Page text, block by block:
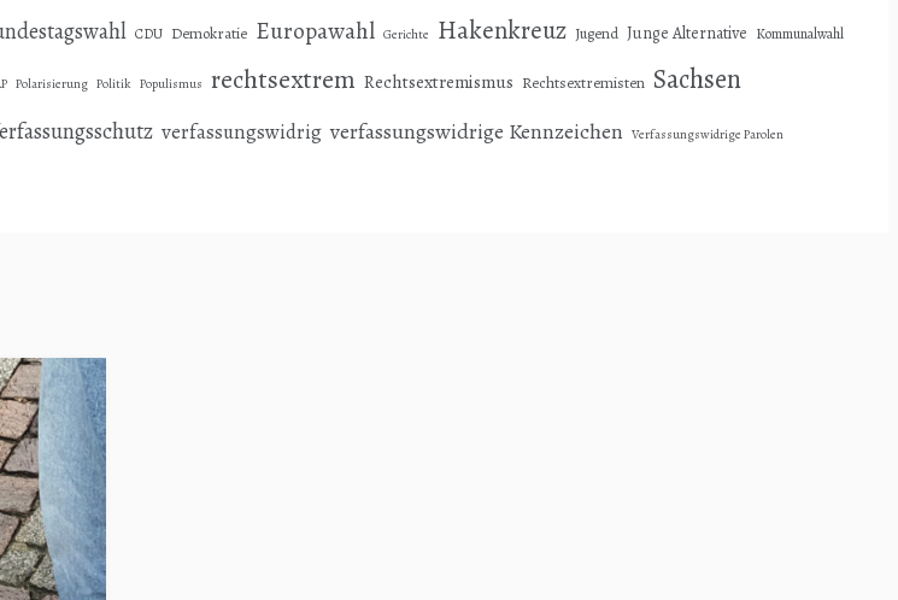
CDU Demokratie Europawahl Gerichte Hakenkreuz Jugend Junge Alternative Kommunalwahl
Polarisierung Politik Populismus rechtsextrem Rechtsextremismus Rechtsextremisten Sachsen
verfassungswidrig verfassungswidrige Kennzeichen Verfassungswidrige Parolen